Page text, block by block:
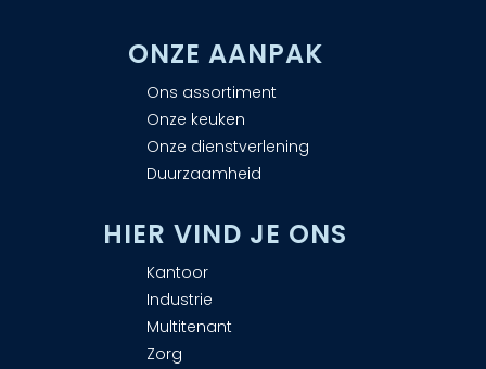
ONZE AANPAK
Ons assortiment
Onze keuken
Onze dienstverlening
Duurzaamheid
HIER VIND JE ONS
Kantoor
Industrie
Multitenant
Zorg